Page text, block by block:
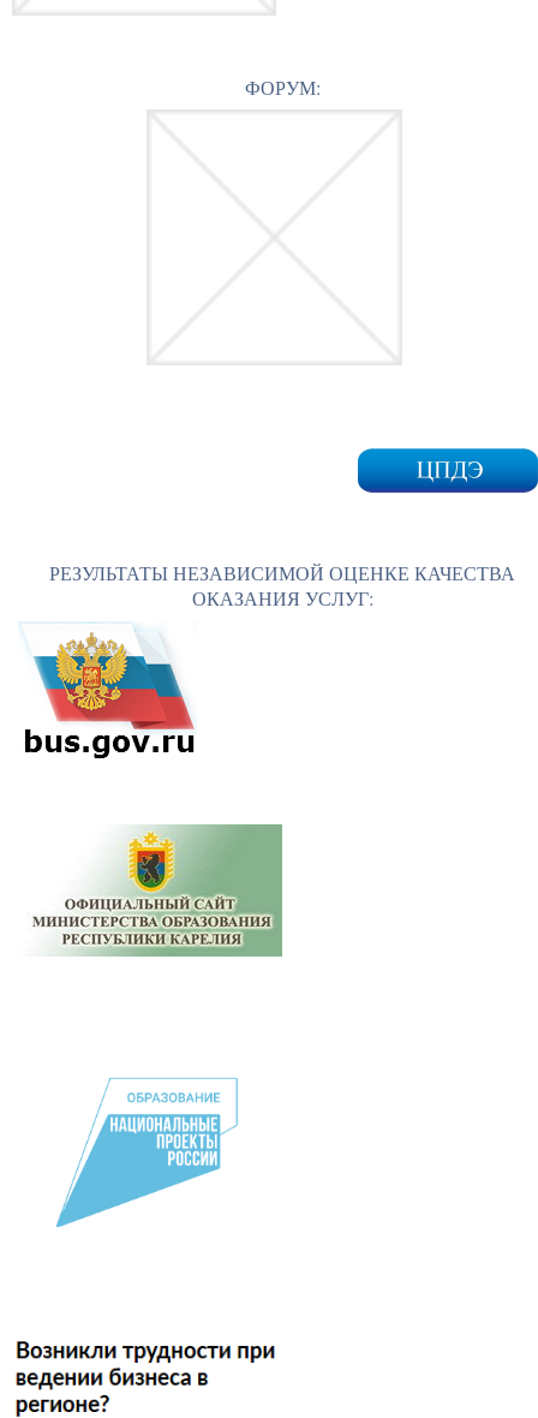
ФОРУМ:
РЕЗУЛЬТАТЫ НЕЗАВИСИМОЙ ОЦЕНКЕ КАЧЕСТВА
ОКАЗАНИЯ УСЛУГ: